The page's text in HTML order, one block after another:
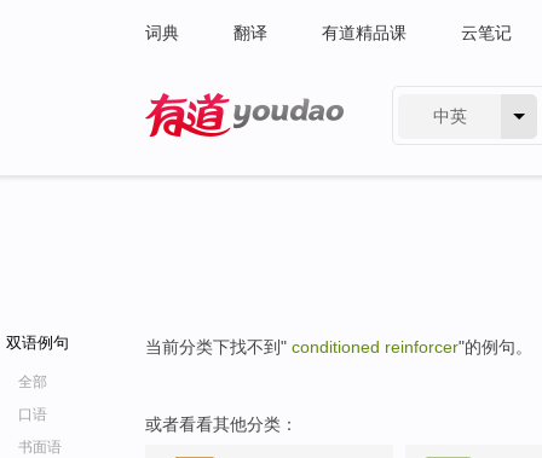
词典 翻译 有道精品课 云笔记
中英
双语例句
全部
口语
书面语
当前分类下找不到" conditioned reinforcer"的例句。
或者看看其他分类：